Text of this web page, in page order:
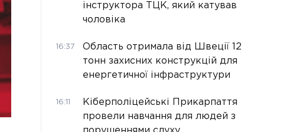
інструктора ТЦК, який катував
чоловіка
16:37
Область отримала від Швеції 12
тонн захисних конструкцій для
енергетичної інфраструктури
16:11
Кіберполіцейські Прикарпаття
провели навчання для людей з